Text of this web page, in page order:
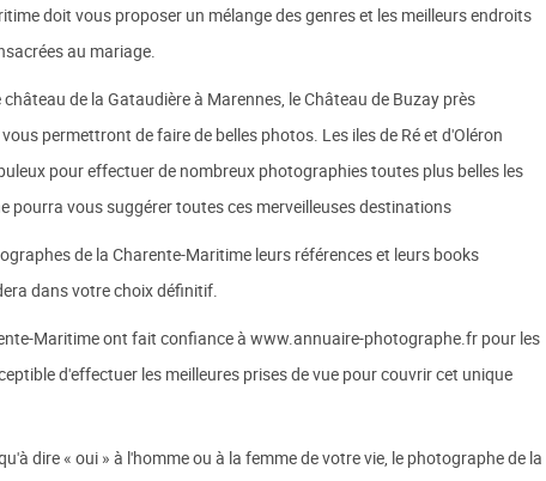
doit vous proposer un mélange des genres et les meilleurs endroits
au mariage.
de la Gataudière à Marennes, le Château de Buzay près
permettront de faire de belles photos. Les iles de Ré et d'Oléron
pour effectuer de nombreux photographies toutes plus belles les
pourra vous suggérer toutes ces merveilleuses destinations
de la Charente-Maritime leurs références et leurs books
dans votre choix définitif.
Maritime ont fait confiance à www.annuaire-photographe.fr pour les
d'effectuer les meilleures prises de vue pour couvrir cet unique
dire « oui » à l'homme ou à la femme de votre vie, le photographe de la